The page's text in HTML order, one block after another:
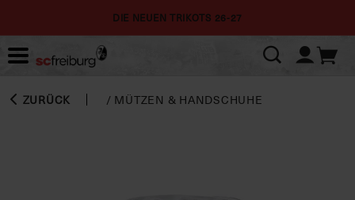
DIE NEUEN TRIKOTS 26-27
ZURÜCK / MÜTZEN & HANDSCHUHE